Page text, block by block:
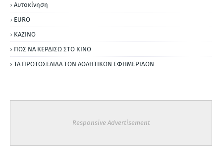
Αυτοκίνηση
ΕURO
ΚΑΖΙΝΟ
ΠΩΣ ΝΑ ΚΕΡΔΙΣΩ ΣΤΟ ΚΙΝΟ
ΤΑ ΠΡΩΤΟΣΕΛΙΔΑ ΤΩΝ ΑΘΛΗΤΙΚΩΝ ΕΦΗΜΕΡΙΔΩΝ
Responsive Advertisement